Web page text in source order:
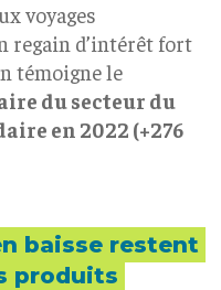
voyages
regain d’intérêt fort
témoigne le
du secteur du
en 2022 (+276
baisse restent
produits